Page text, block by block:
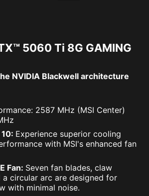
5060 Ti 8G GAMING
NVIDIA Blackwell architecture
2587 MHz (MSI Center)
Experience superior cooling
with MSI's enhanced fan
Fan: Seven fan blades, claw
a circular arc are designed for
with minimal noise.